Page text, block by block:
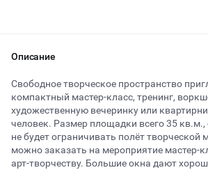
Описание
Свободное творческое пространство
компактный мастер-класс, тренинг,
художественную вечеринку или
человек. Размер площадки всего 35 кв.м.,
не будет ограничивать полёт
можно заказать на мероприятие мастер-
арт-творчеству. Большие окна дают
от 500 ₽ за час
Тип мероприятия
ВЕЧЕРИНКИ
Начало